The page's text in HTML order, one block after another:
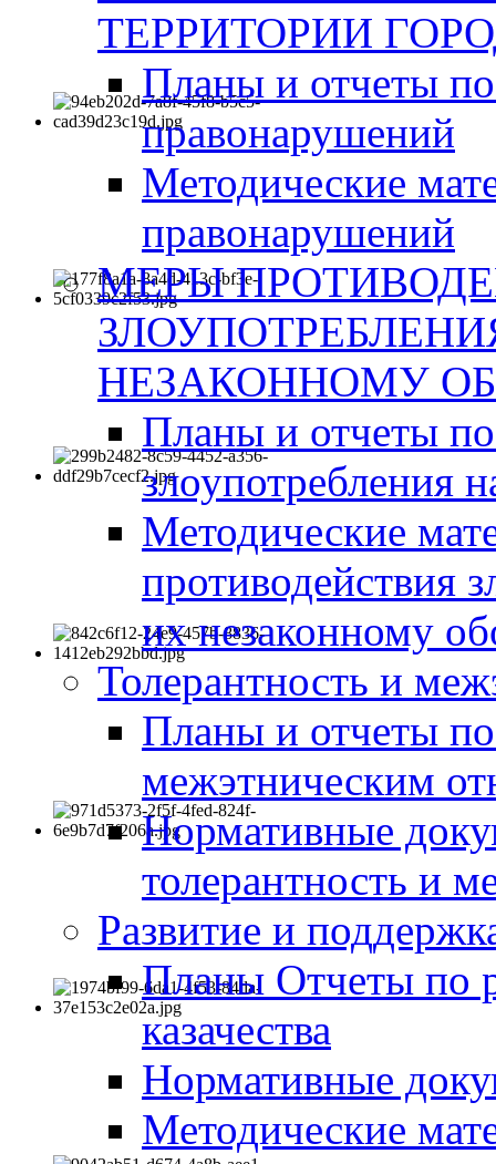
ТЕРРИТОРИИ
Планы и отчеты
правонарушений
Методические
правонарушений
МЕРЫ
НЕЗАКОННОМУ
Планы и отчеты
злоупотребления
Методические
противодействия
их незаконному
Толерантность и
Планы и отчеты
межэтническим
Нормативные
толерантность и
Развитие и
Планы Отчеты по
казачества
Нормативные
Методические